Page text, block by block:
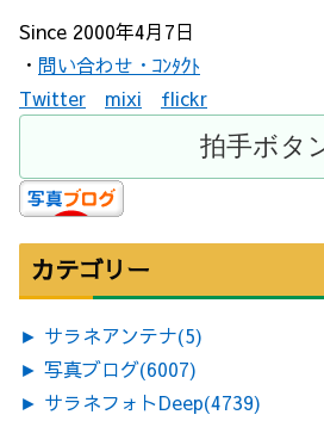
Since 2000年4月7日
・ 問い合わせ・ｺﾝﾀｸﾄ
Twitter
mixi flickr
カテゴリー
► サラネアンテナ(5)
► 写真ブログ(6007)
► サラネフォトDeep(4739)